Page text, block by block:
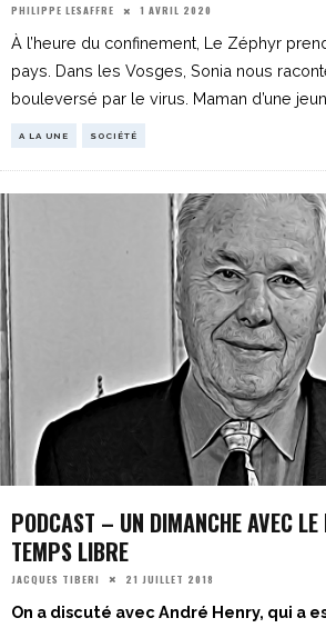
PHILIPPE LESAFFRE 1 AVRIL 2020
À l’heure du confinement, Le Zéphyr
pays. Dans les Vosges, Sonia nous
bouleversé par le virus. Maman d’une
A LA UNE SOCIÉTÉ
PODCAST – UN DIMANCHE AVEC
TEMPS LIBRE
JACQUES TIBERI 21 JUILLET 2018
On a discuté avec André Henry, qui a